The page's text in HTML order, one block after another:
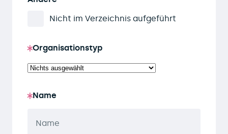
Nicht im Verzeichnis aufgeführt
Organisationstyp
Name